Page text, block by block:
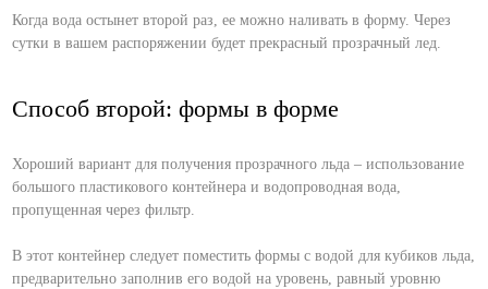
Когда вода остынет второй раз, ее можно наливать в форму. Через
сутки в вашем распоряжении будет прекрасный прозрачный лед.
Способ второй: формы в форме
Хороший вариант для получения прозрачного льда – использование
большого пластикового контейнера и водопроводная вода,
пропущенная через фильтр.
В этот контейнер следует поместить формы с водой для кубиков льда,
предварительно заполнив его водой на уровень, равный уровню